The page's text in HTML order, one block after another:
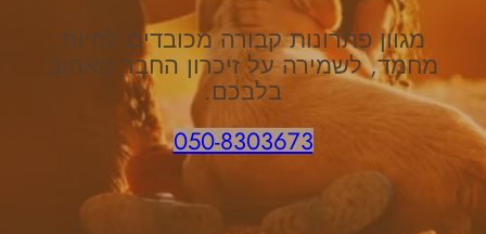
מגוון פתרונות קבורה מכובדים לחיות
מחמד, לשמירה על זיכרון החבר האהוב
בלבכם.
050-8303673